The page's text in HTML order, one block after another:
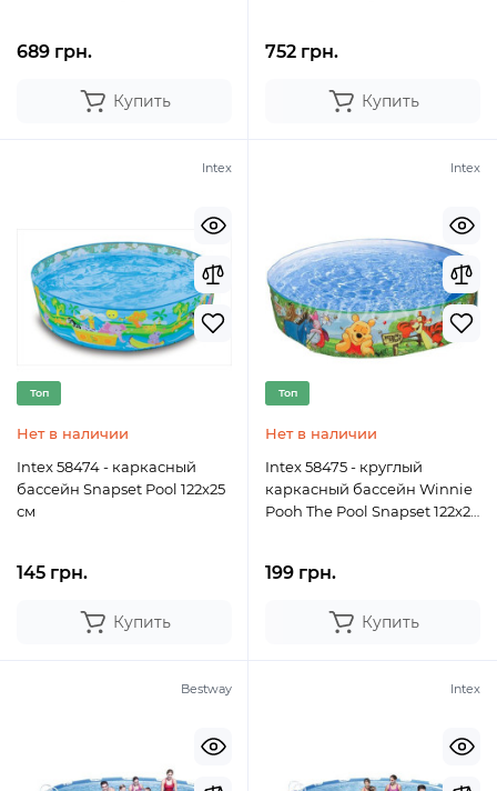
689 грн.
Купить
752 грн.
Купить
Intex
Топ
Нет в наличии
Intex 58474 - каркасный
бассейн Snapset Pool 122x25
см
145 грн.
Купить
Intex
Топ
Нет в наличии
Intex 58475 - круглый
каркасный бассейн Winnie
Pooh The Pool Snapset 122x25
199 грн.
Купить
Bestway Intex